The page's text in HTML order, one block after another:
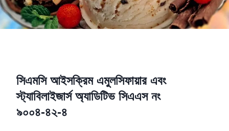
সিএমসি আইসক্রিম এমুলসিফায়ার এবং
স্ট্যাবিলাইজার্স অ্যাডিটিভ সিএএস নং
৯০০৪-৪২-৪